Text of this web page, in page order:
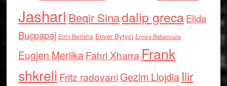
Jashari Beqir Sinadalip grecaElida
Buçpapaj Elmi Berisha Enver Bytyci Ermira Babamusta
Eugjen MerlikaFahri Xharra Frank
shkreli Fritz radovaniGezim Llojdia Ilir